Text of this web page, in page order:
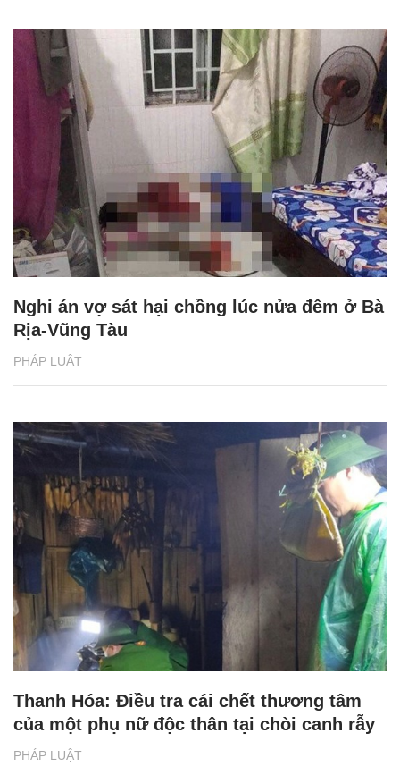
PHÁP LUẬT
Nghi án vợ sát hại chồng lúc nửa đêm ở Bà
Rịa-Vũng Tàu
PHÁP LUẬT
Thanh Hóa: Điều tra cái chết thương tâm
của một phụ nữ độc thân tại chòi canh rẫy